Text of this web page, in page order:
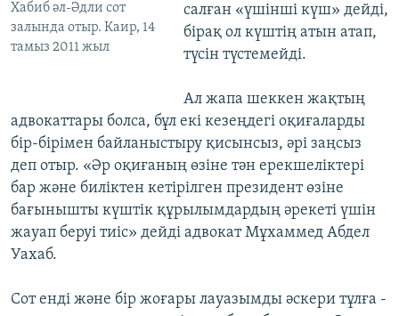
Хабиб әл-Әдли сот
залында отыр. Каир, 14
тамыз 2011 жыл
салған «үшінші күш» дейді,
бірақ ол күштің атын атап,
түсін түстемейді.
Ал жапа шеккен жақтың
адвокаттары болса, бұл екі кезеңдегі оқиғаларды
бір-бірімен байланыстыру қисынсыз, әрі заңсыз
деп отыр. «Әр оқиғаның өзіне тән ерекшеліктері
бар және биліктен кетірілген президент өзіне
бағынышты күштік құрылымдардың әрекеті үшін
жауап беруі тиіс» дейді адвокат Мұхаммед Абдел
Уахаб.
Сот енді және бір жоғары лауазымды әскери тұлға -